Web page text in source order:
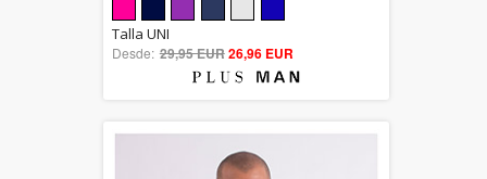
out of 5
Talla UNI
Desde: 29,95 EUR26,96 EUR